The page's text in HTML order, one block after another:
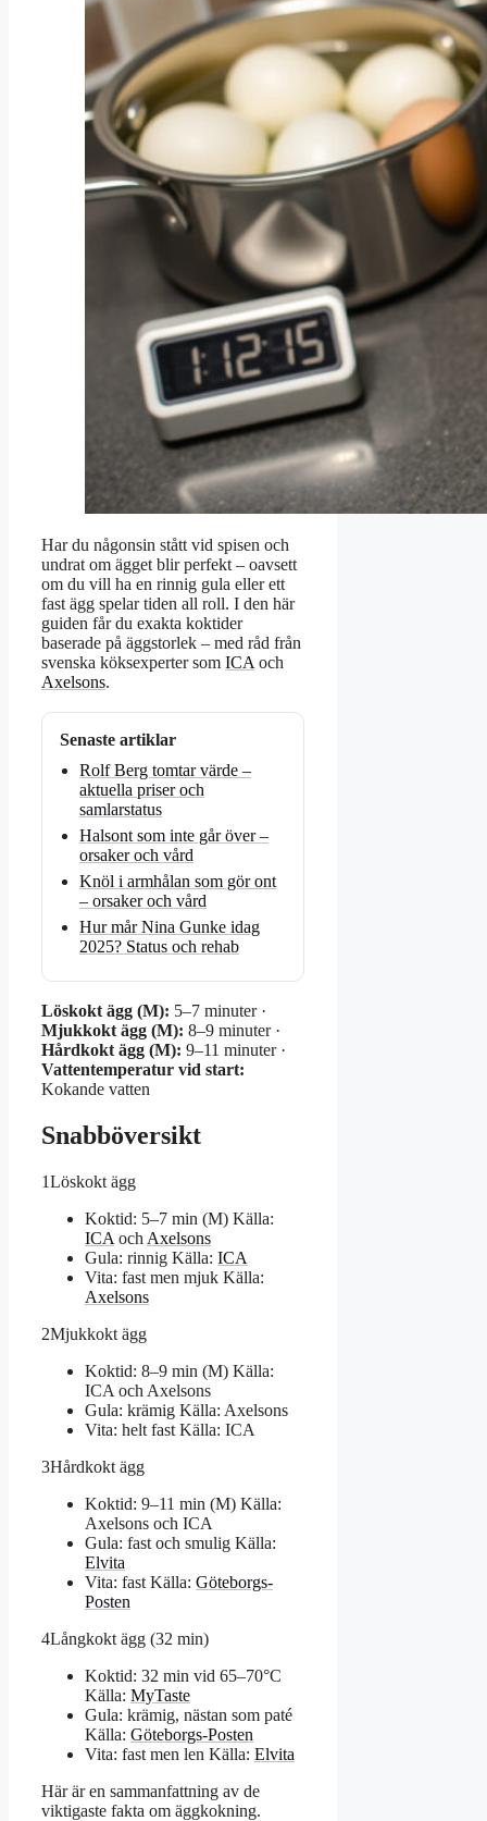
Har du någonsin stått vid spisen och
undrat om ägget blir perfekt – oavsett
om du vill ha en rinnig gula eller ett
fast ägg spelar tiden all roll. I den här
guiden får du exakta koktider
baserade på äggstorlek – med råd från
svenska köksexperter som ICA och
Axelsons.
Senaste artiklar
Rolf Berg tomtar värde –
aktuella priser och
samlarstatus
Halsont som inte går över –
orsaker och vård
Knöl i armhålan som gör ont
– orsaker och vård
Hur mår Nina Gunke idag
2025? Status och rehab
Löskokt ägg (M): 5–7 minuter ·
Mjukkokt ägg (M): 8–9 minuter ·
Hårdkokt ägg (M): 9–11 minuter ·
Vattentemperatur vid start:
Kokande vatten
Snabböversikt
1Löskokt ägg
Koktid: 5–7 min (M) Källa:
ICA och Axelsons
Gula: rinnig Källa: ICA
Vita: fast men mjuk Källa:
Axelsons
2Mjukkokt ägg
Koktid: 8–9 min (M) Källa:
ICA och Axelsons
Gula: krämig Källa: Axelsons
Vita: helt fast Källa: ICA
3Hårdkokt ägg
Koktid: 9–11 min (M) Källa:
Axelsons och ICA
Gula: fast och smulig Källa:
Elvita
Vita: fast Källa: Göteborgs-
Posten
4Långkokt ägg (32 min)
Koktid: 32 min vid 65–70°C
Källa: MyTaste
Gula: krämig, nästan som paté
Källa: Göteborgs-Posten
Vita: fast men len Källa: Elvita
Här är en sammanfattning av de
viktigaste fakta om äggkokning.